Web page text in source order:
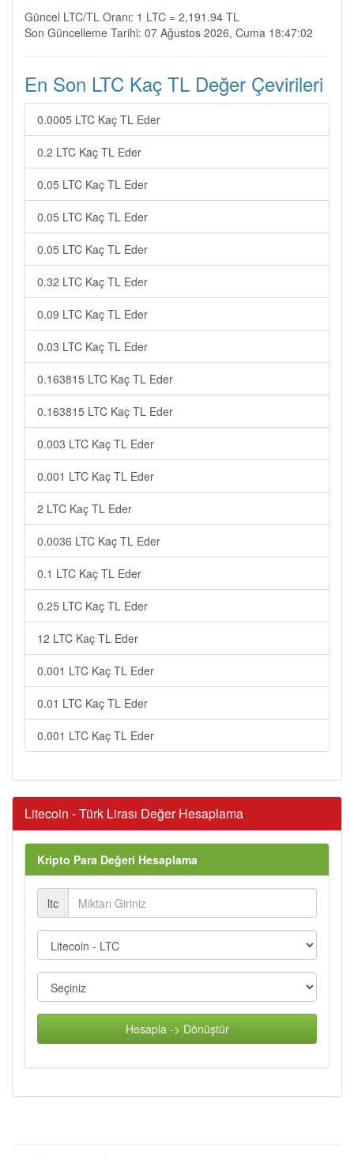
Güncel LTC/TL Oranı: 1 LTC = 2,191.94 TL
Son Güncelleme Tarihi: 07 Ağustos 2026, Cuma 18:47:02
En Son LTC Kaç TL Değer Çevirileri
0.0005 LTC Kaç TL Eder
0.2 LTC Kaç TL Eder
0.05 LTC Kaç TL Eder
0.05 LTC Kaç TL Eder
0.05 LTC Kaç TL Eder
0.32 LTC Kaç TL Eder
0.09 LTC Kaç TL Eder
0.03 LTC Kaç TL Eder
0.163815 LTC Kaç TL Eder
0.163815 LTC Kaç TL Eder
0.003 LTC Kaç TL Eder
0.001 LTC Kaç TL Eder
2 LTC Kaç TL Eder
0.0036 LTC Kaç TL Eder
0.1 LTC Kaç TL Eder
0.25 LTC Kaç TL Eder
12 LTC Kaç TL Eder
0.001 LTC Kaç TL Eder
0.01 LTC Kaç TL Eder
0.001 LTC Kaç TL Eder
Litecoin - Türk Lirası Değer Hesaplama
Kripto Para Değeri Hesaplama
ltc
Hesapla -> Dönüştür